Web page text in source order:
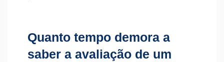
Quanto tempo demora a
saber a avaliação de um